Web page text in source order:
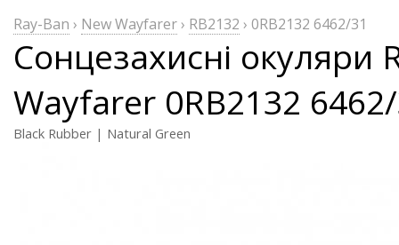
Ray-Ban › New Wayfarer› RB2132 › 0RB2132 6462/31
Сонцезахисні окуляри
Wayfarer 0RB2132
Black Rubber | Natural Green